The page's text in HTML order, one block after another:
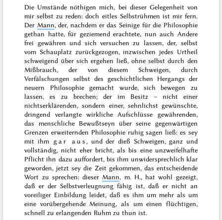
Die Umstände nöthigen mich, bei dieser Gelegenheit von
mir selbst zu reden: doch eitles Selbstrühmen ist mir fern.
Der Mann, der, nachdem er das Seinige für die Philosophie
gethan hatte, für geziemend erachtete, nun auch Andere
frei gewähren und sich versuchen zu lassen, der, selbst
vom Schauplatz zurückgezogen, inzwischen jedes Urtheil
schweigend über sich ergehen ließ, ohne selbst durch den
Mißbrauch, der von diesem Schweigen, durch
Verfälschungen selbst des geschichtlichen Hergangs der
neuern Philosophie gemacht wurde, sich bewegen zu
lassen, es zu brechen; der im Besitz – nicht einer
nichtserklärenden, sondern einer, sehnlichst gewünschte,
dringend verlangte wirkliche Aufschlüsse gewährenden,
das menschliche Bewußtseyn über seine gegenwärtigen
Grenzen erweiternden Philosophie ruhig sagen ließ: es sey
mit ihm gar aus, und der dieß Schweigen, ganz und
vollständig, nicht eher bricht, als bis eine unzweifelhafte
Pflicht ihn dazu auffordert, bis ihm unwidersprechlich klar
geworden, jetzt sey die Zeit gekommen, das entscheidende
Wort zu sprechen: dieser Mann, m. H., hat wohl gezeigt,
daß er der Selbstverleugnung fähig ist, daß er nicht an
voreiliger Einbildung leidet, daß es ihm um mehr als um
eine vorübergehende Meinung, als um einen flüchtigen,
schnell zu erlangenden Ruhm zu thun ist.